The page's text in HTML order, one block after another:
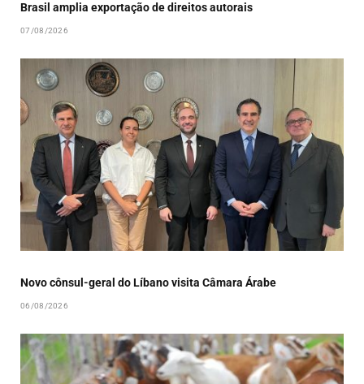
Brasil amplia exportação de direitos autorais
07/08/2026
Novo cônsul-geral do Líbano visita Câmara Árabe
06/08/2026